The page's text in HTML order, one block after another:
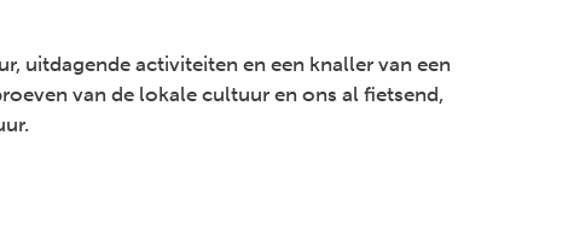
uitdagende activiteiten en een knaller van een
van de lokale cultuur en ons al fietsend,